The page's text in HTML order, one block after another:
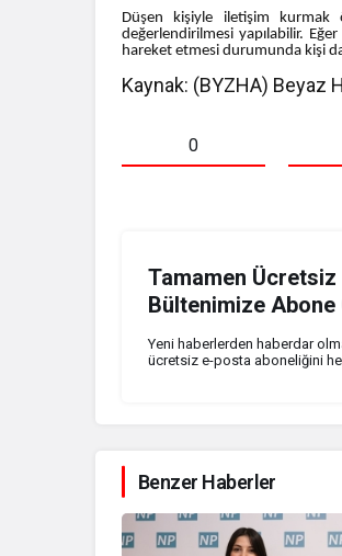
Düşen kişiyle iletişim kurmak
değerlendirilmesi yapılabilir.
hareket etmesi durumunda kişi
Kaynak: (BYZHA) Beyaz
0
Tamamen Ücretsiz
Bültenimize
Yeni haberlerden haberdar
ücretsiz e-posta aboneliğini
Benzer Haberler